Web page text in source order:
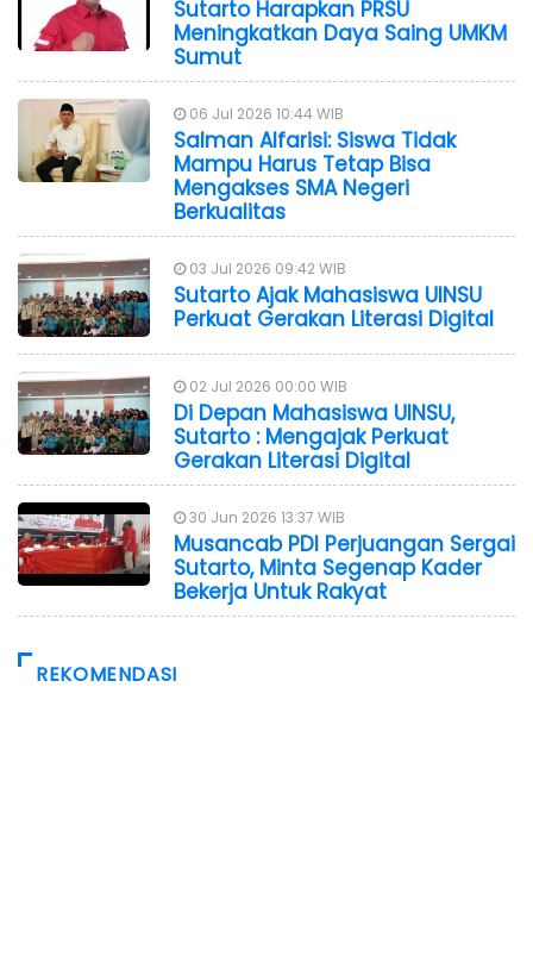
Sutarto Harapkan PRSU
Meningkatkan Daya Saing UMKM
Sumut
06 Jul 2026 10:44 WIB
Salman Alfarisi: Siswa Tidak
Mampu Harus Tetap Bisa
Mengakses SMA Negeri
Berkualitas
03 Jul 2026 09:42 WIB
Sutarto Ajak Mahasiswa UINSU
Perkuat Gerakan Literasi Digital
02 Jul 2026 00:00 WIB
Di Depan Mahasiswa UINSU,
Sutarto : Mengajak Perkuat
Gerakan Literasi Digital
30 Jun 2026 13:37 WIB
Musancab PDI Perjuangan Sergai
Sutarto, Minta Segenap Kader
Bekerja Untuk Rakyat
REKOMENDASI